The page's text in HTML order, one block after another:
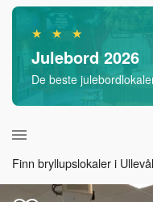
★ ★ ★
Julebord 2026
De beste
Finn bryllupslokaler i